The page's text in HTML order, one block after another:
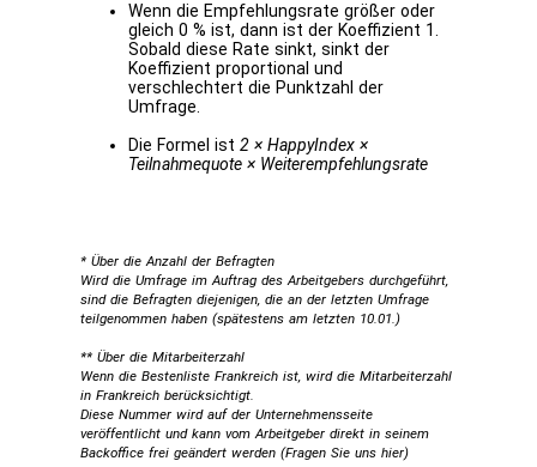
Wenn die Empfehlungsrate größer oder
gleich 0 % ist, dann ist der Koeffizient 1.
Sobald diese Rate sinkt, sinkt der
Koeffizient proportional und
verschlechtert die Punktzahl der
Umfrage.
Die Formel ist2 × HappyIndex ×
Teilnahmequote × Weiterempfehlungsrate
* Über die Anzahl der Befragten
Wird die Umfrage im Auftrag des Arbeitgebers durchgeführt,
sind die Befragten diejenigen, die an der letzten Umfrage
teilgenommen haben (spätestens am letzten 10.01.)
** Über die Mitarbeiterzahl
Wenn die Bestenliste Frankreich ist, wird die Mitarbeiterzahl
in Frankreich berücksichtigt.
Diese Nummer wird auf der Unternehmensseite
veröffentlicht und kann vom Arbeitgeber direkt in seinem
Backoffice frei geändert werden (Fragen Sie uns hier)